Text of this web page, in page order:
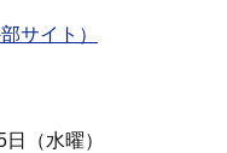
サイト）
日（水曜）